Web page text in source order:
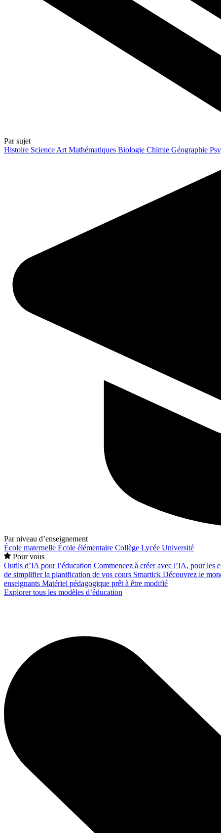
Par sujet
Histoire Science Art Mathématiques Biologie Chimie Géographie
Par niveau d’enseignement
École maternelle École élémentaire Collège Lycée Université
Pour vous
Outils d’IA pour l’éducation Commencez à créer avec l’IA, pour les
de simplifier la planification de vos cours Smartick Découvrez le
enseignants Matériel pédagogique prêt à être modifié
Explorer tous les modèles d’éducation